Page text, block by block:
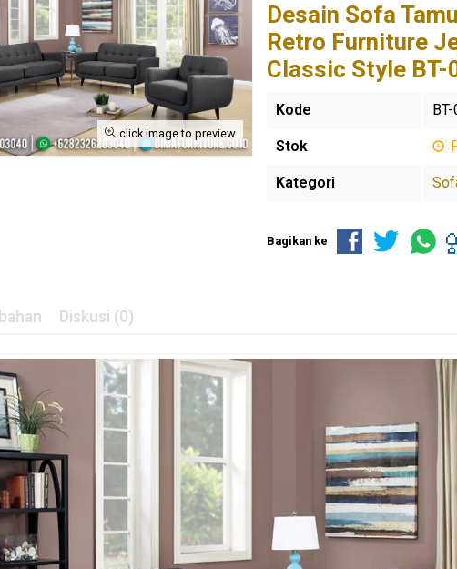
click image to preview
Desain Sofa
Retro Furniture
Classic Style BT-
Kode
Stok
Kategori
Bagikan ke
Diskusi (0)